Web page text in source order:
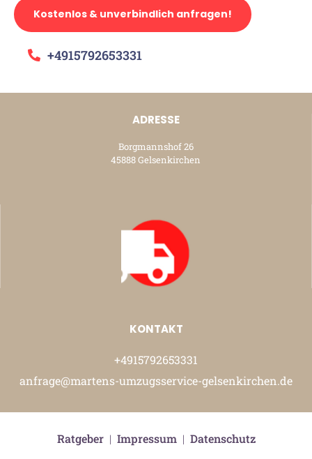
Kostenlos & unverbindlich anfragen!
+4915792653331
ADRESSE
Borgmannshof 26
45888 Gelsenkirchen
KONTAKT
+4915792653331
anfrage@martens-umzugsservice-gelsenkirchen.de
Ratgeber| Impressum| Datenschutz